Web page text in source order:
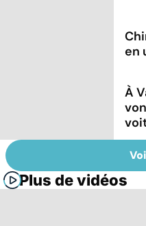
en
À
Plus de vidéos